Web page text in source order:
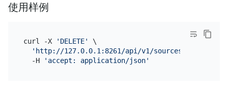
使用样例
curl -X 'DELETE'
\
'http://127.0.0.1:8261/api/v1/sources/mysql-
  -H
'accept: application/json'